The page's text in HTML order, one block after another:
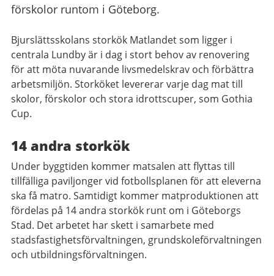
förskolor runtom i Göteborg.
Bjurslättsskolans storkök Matlandet som ligger i
centrala Lundby är i dag i stort behov av renovering
för att möta nuvarande livsmedelskrav och förbättra
arbetsmiljön. Storköket levererar varje dag mat till
skolor, förskolor och stora idrottscuper, som Gothia
Cup.
14 andra storkök
Under byggtiden kommer matsalen att flyttas till
tillfälliga paviljonger vid fotbollsplanen för att eleverna
ska få matro. Samtidigt kommer matproduktionen att
fördelas på 14 andra storkök runt om i Göteborgs
Stad. Det arbetet har skett i samarbete med
stadsfastighetsförvaltningen, grundskoleförvaltningen
och utbildningsförvaltningen.